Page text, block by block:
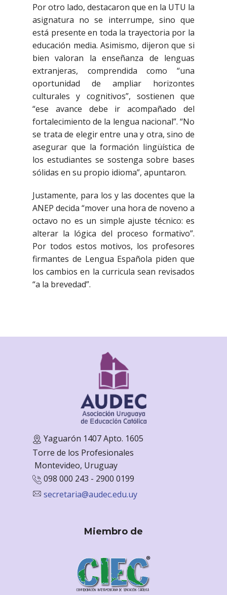
Por otro lado, destacaron que en la UTU la
asignatura no se interrumpe, sino que
está presente en toda la trayectoria por la
educación media. Asimismo, dijeron que si
bien valoran la enseñanza de lenguas
extranjeras, comprendida como “una
oportunidad de ampliar horizontes
culturales y cognitivos”, sostienen que
“ese avance debe ir acompañado del
fortalecimiento de la lengua nacional”. “No
se trata de elegir entre una y otra, sino de
asegurar que la formación lingüística de
los estudiantes se sostenga sobre bases
sólidas en su propio idioma”, apuntaron.
Justamente, para los y las docentes que la
ANEP decida “mover una hora de noveno a
octavo no es un simple ajuste técnico: es
alterar la lógica del proceso formativo”.
Por todos estos motivos, los profesores
firmantes de Lengua Española piden que
los cambios en la curricula sean revisados
“a la brevedad”.
Yaguarón 1407 Apto. 1605
Torre de los Profesionales
Montevideo, Uruguay
098 000 243 - 2900 0199
secretaria@audec.edu.uy
Miembro de